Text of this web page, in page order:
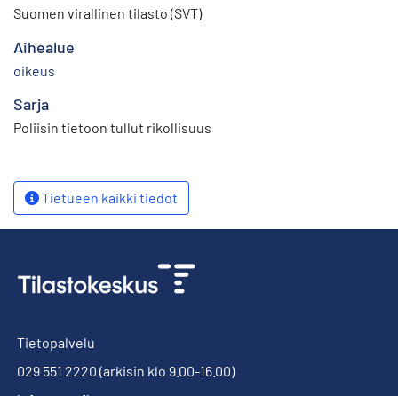
Suomen virallinen tilasto (SVT)
Aihealue
oikeus
Sarja
Poliisin tietoon tullut rikollisuus
Tietueen kaikki tiedot
Tietopalvelu
029 551 2220 (arkisin klo 9.00-16.00)